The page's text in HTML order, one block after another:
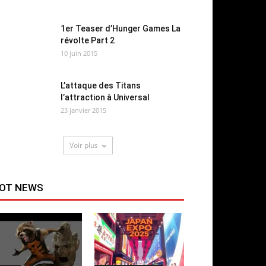
1er Teaser d’Hunger Games La
révolte Part 2
10 juin 2015
L’attaque des Titans
l’attraction à Universal
23 janvier 2015
Voir plus
NEWS